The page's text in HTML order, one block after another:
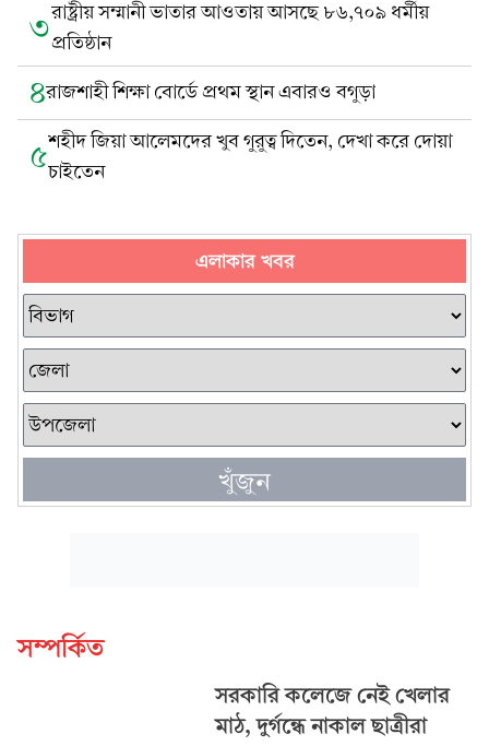
৩রাষ্ট্রীয় সম্মানী ভাতার আওতায় আসছে ৮৬,৭০৯ ধর্মীয়
প্রতিষ্ঠান
৪রাজশাহী শিক্ষা বোর্ডে প্রথম স্থান এবারও বগুড়া
৫শহীদ জিয়া আলেমদের খুব গুরুত্ব দিতেন, দেখা করে দোয়া
চাইতেন
এলাকার খবর
খুঁজুন
সম্পর্কিত
সরকারি কলেজে নেই খেলার
মাঠ, দুর্গন্ধে নাকাল ছাত্রীরা